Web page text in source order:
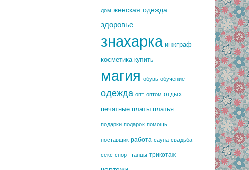
дом женская одежда
здоровье
знахарка инжграф
косметика купить
магия обувь обучение
одежда опт оптом отдых
печатные платы платья
подарки подарок помощь
поставщик работа сауна свадьба
секс спорт танцы трикотаж